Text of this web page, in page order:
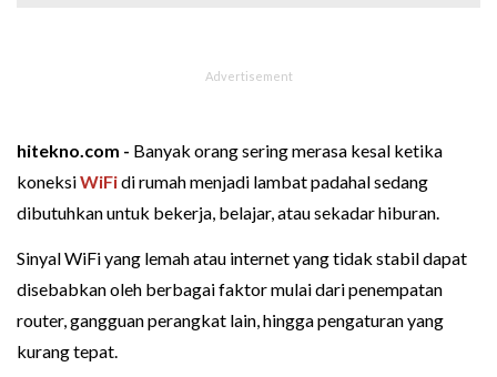
hitekno.com - Banyak orang sering merasa kesal ketika
koneksiWiFidi rumah menjadi lambat padahal sedang
dibutuhkan untuk bekerja, belajar, atau sekadar hiburan.
Sinyal WiFi yang lemah atau internet yang tidak stabil dapat
disebabkan oleh berbagai faktor mulai dari penempatan
router, gangguan perangkat lain, hingga pengaturan yang
kurang tepat.